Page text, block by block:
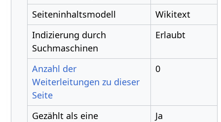
Seiteninhaltsmodell
Wikitext
Indizierung durch
Suchmaschinen
Erlaubt
Anzahl der
Weiterleitungen zu dieser
Seite
0
Gezählt als eine
Ja